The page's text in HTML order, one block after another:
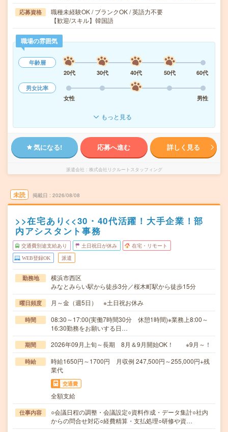
応募資格
職種未経験OK / ブランクOK / 英語力不要
【歓迎/スキル】韓国語
職場の雰囲気
年齢層
20代
30代 40代 50代
60代
男女比率
女性
男性
もっと見る
気になる! 応募へ進む 詳しく見る
派遣会社 株式会社リクルートスタッフィング
未読 掲載日 2026/08/08
>>在宅あり<<30・40代活躍！大手企業！部
内アシスタント事務
交通費別途支給あり 土日祝日が休み 在宅・リモート
WEB登録OK 派遣
勤務地
横浜市西区
みなとみらい駅から徒歩3分／桜木町駅から徒歩15分
曜日頻度 月～金（週5日） ※土日祝お休み
時間
08:30～17:00(実働7時間30分 休憩1時間)※業務上8:00～
16:30勤務をお願いする日…
期間 2026年09月上旬～長期 8月＆9月開始OK！ ※9月～！
時給
時給1650円～1700円 月収例 247,500円～255,000円+残
業代
交通費
全額支給
仕事内容
○会議日程の調整・会議設定○資料作成・データ集計○社内
からの問合せ対応○経費精算・支払処理○研修や資…